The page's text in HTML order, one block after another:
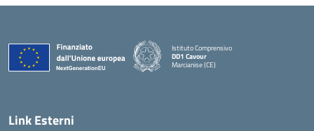
Istituto Comprensivo
DD1 Cavour
Marcianise (CE)
Link Esterni